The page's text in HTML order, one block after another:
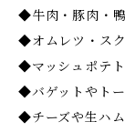
◆牛肉・豚肉・
◆オムレツ・ス
◆マッシュポテト
◆バゲットやトー
◆チーズや生ハム